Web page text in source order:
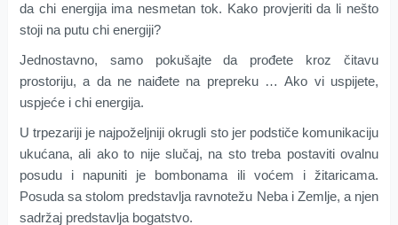
da chi energija ima nesmetan tok. Kako provjeriti da li nešto
stoji na putu chi energiji?
Jednostavno, samo pokušajte da prođete kroz čitavu
prostoriju, a da ne naiđete na prepreku … Ako vi uspijete,
uspjeće i chi energija.
U trpezariji je najpoželjniji okrugli sto jer podstiče komunikaciju
ukućana, ali ako to nije slučaj, na sto treba postaviti ovalnu
posudu i napuniti je bombonama ili voćem i žitaricama.
Posuda sa stolom predstavlja ravnotežu Neba i Zemlje, a njen
sadržaj predstavlja bogatstvo.